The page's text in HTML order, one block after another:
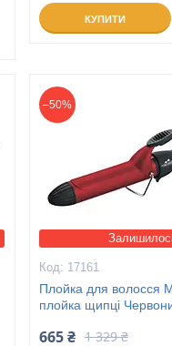
КУПИТИ
–50%
17161
Плойка для волосся
плойка щипці
665 ₴ 1 329 ₴